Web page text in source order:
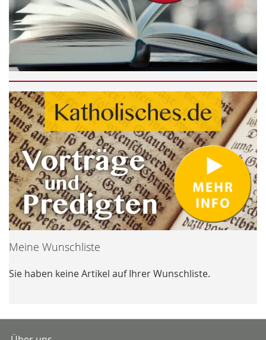
Meine Wunschliste
Sie haben keine Artikel auf Ihrer Wunschliste.